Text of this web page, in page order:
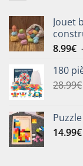
Jouet
8.99€
180
28.99€
14.99€